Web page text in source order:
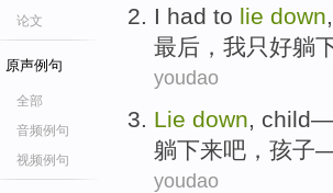
论文
原声例句
全部
音频例句
视频例句
I had to lie down,
最后 ， 我只好躺
youdao
Lie down child
躺下来吧 ， 孩子
youdao